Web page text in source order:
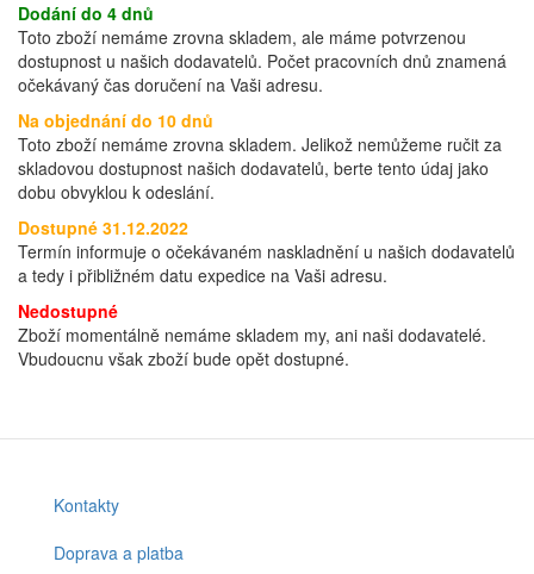
Dodání do 4 dnů
Toto zboží nemáme zrovna skladem, ale máme potvrzenou
dostupnost u našich dodavatelů. Počet pracovních dnů znamená
očekávaný čas doručení na Vaši adresu.
Na objednání do 10 dnů
Toto zboží nemáme zrovna skladem. Jelikož nemůžeme ručit za
skladovou dostupnost našich dodavatelů, berte tento údaj jako
dobu obvyklou k odeslání.
Dostupné 31.12.2022
Termín informuje o očekávaném naskladnění u našich dodavatelů
a tedy i přibližném datu expedice na Vaši adresu.
Nedostupné
Zboží momentálně nemáme skladem my, ani naši dodavatelé.
Vbudoucnu však zboží bude opět dostupné.
Footer
Kontakty
Doprava a platba